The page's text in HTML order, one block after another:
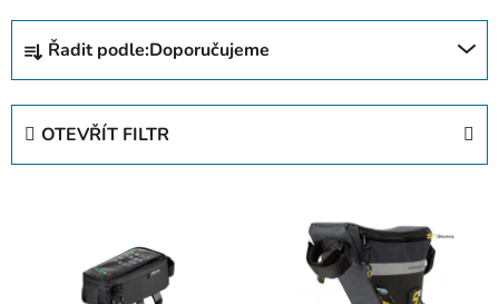
Ř
z
Řadit podle:Doporučujeme
OTEVŘÍT FILTR